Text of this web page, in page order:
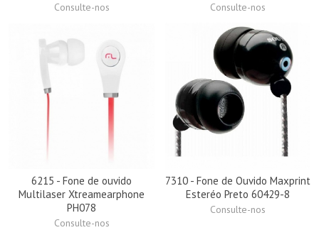
Consulte-nos Consulte-nos
6215 - Fone de ouvido
Multilaser Xtreamearphone
PH078
Consulte-nos
7310 - Fone de Ouvido Maxprint
Esteréo Preto 60429-8
Consulte-nos